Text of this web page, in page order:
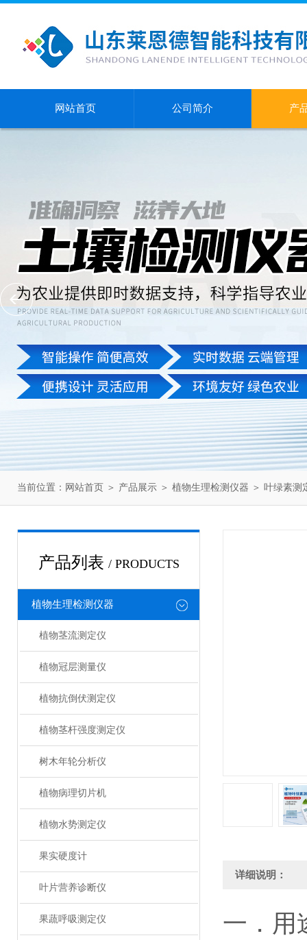
网站首页 公司简介 产
当前位置： 网站首页 ＞ 产品展示 ＞ 植物生理检测仪器 ＞ 叶绿素测
产品列表 / PRODUCTS
植物生理检测仪器
植物茎流测定仪
植物冠层测量仪
植物抗倒伏测定仪
植物茎杆强度测定仪
树木年轮分析仪
植物病理切片机
植物水势测定仪
果实硬度计
叶片营养诊断仪
果蔬呼吸测定仪
详细说明：
一．用